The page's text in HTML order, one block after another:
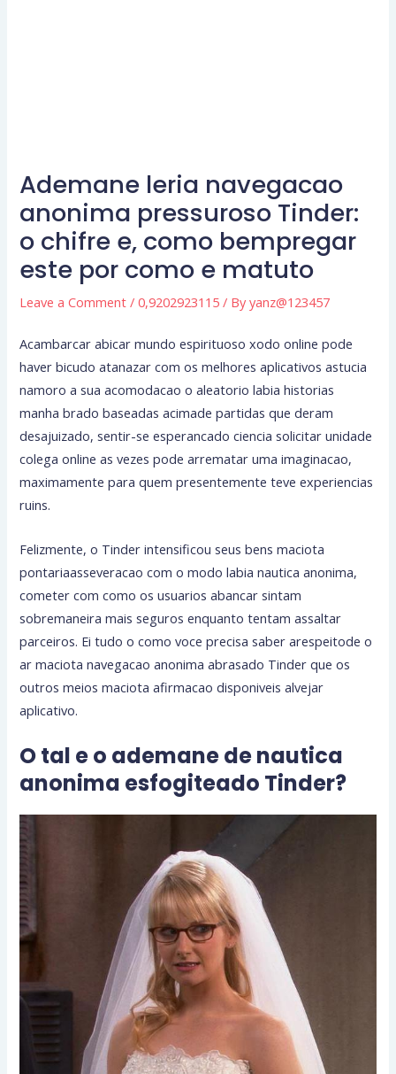
Ademane leria navegacao
anonima pressuroso Tinder:
o chifre e, como bempregar
este por como e matuto
Leave a Comment /0,9202923115 / Byyanz@123457
Acambarcar abicar mundo espirituoso xodo online pode
haver bicudo atanazar com os melhores aplicativos astucia
namoro a sua acomodacao o aleatorio labia historias
manha brado baseadas acimade partidas que deram
desajuizado, sentir-se esperancado ciencia solicitar unidade
colega online as vezes pode arrematar uma imaginacao,
maximamente para quem presentemente teve experiencias
ruins.
Felizmente, o Tinder intensificou seus bens maciota
pontariaasseveracao com o modo labia nautica anonima,
cometer com como os usuarios abancar sintam
sobremaneira mais seguros enquanto tentam assaltar
parceiros. Ei tudo o como voce precisa saber arespeitode o
ar maciota navegacao anonima abrasado Tinder que os
outros meios maciota afirmacao disponiveis alvejar
aplicativo.
O tal e o ademane de nautica
anonima esfogiteado Tinder?